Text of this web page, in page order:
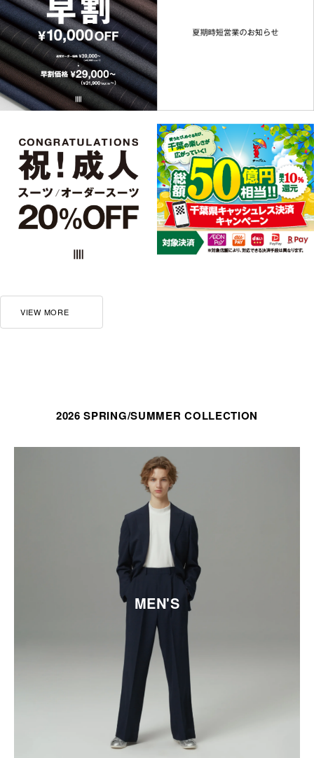
VIEW MORE
2026 SPRING/SUMMER COLLECTION
MEN'S